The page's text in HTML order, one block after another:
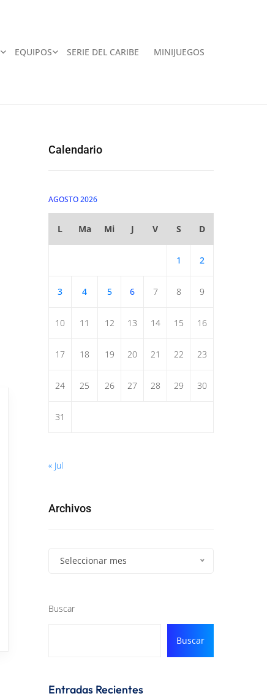
EQUIPOS SERIE DEL CARIBE MINIJUEGOS
Calendario
AGOSTO 2026
L Ma Mi J V S D
1 2
3 4 5 6 7 8 9
10 11 12 13 14 15 16
17 18 19 20 21 22 23
24 25 26 27 28 29 30
31
« Jul
Archivos
Seleccionar mes
Buscar
Buscar
Entradas Recientes